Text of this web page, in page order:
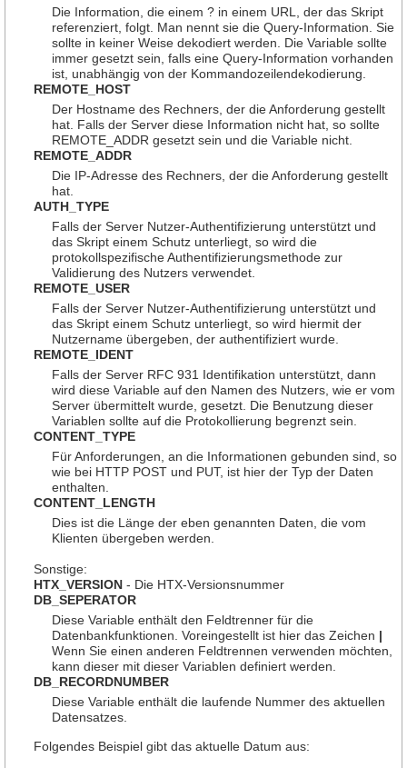
Die Information, die einem ? in einem URL, der das Skript
referenziert, folgt. Man nennt sie die Query-Information. Sie
sollte in keiner Weise dekodiert werden. Die Variable sollte
immer gesetzt sein, falls eine Query-Information vorhanden
ist, unabhängig von der Kommandozeilendekodierung.
REMOTE_HOST
Der Hostname des Rechners, der die Anforderung gestellt
hat. Falls der Server diese Information nicht hat, so sollte
REMOTE_ADDR gesetzt sein und die Variable nicht.
REMOTE_ADDR
Die IP-Adresse des Rechners, der die Anforderung gestellt
hat.
AUTH_TYPE
Falls der Server Nutzer-Authentifizierung unterstützt und
das Skript einem Schutz unterliegt, so wird die
protokollspezifische Authentifizierungsmethode zur
Validierung des Nutzers verwendet.
REMOTE_USER
Falls der Server Nutzer-Authentifizierung unterstützt und
das Skript einem Schutz unterliegt, so wird hiermit der
Nutzername übergeben, der authentifiziert wurde.
REMOTE_IDENT
Falls der Server RFC 931 Identifikation unterstützt, dann
wird diese Variable auf den Namen des Nutzers, wie er vom
Server übermittelt wurde, gesetzt. Die Benutzung dieser
Variablen sollte auf die Protokollierung begrenzt sein.
CONTENT_TYPE
Für Anforderungen, an die Informationen gebunden sind, so
wie bei HTTP POST und PUT, ist hier der Typ der Daten
enthalten.
CONTENT_LENGTH
Dies ist die Länge der eben genannten Daten, die vom
Klienten übergeben werden.
Sonstige:
HTX_VERSION - Die HTX-Versionsnummer
DB_SEPERATOR
Diese Variable enthält den Feldtrenner für die
Datenbankfunktionen. Voreingestellt ist hier das Zeichen |
Wenn Sie einen anderen Feldtrennen verwenden möchten,
kann dieser mit dieser Variablen definiert werden.
DB_RECORDNUMBER
Diese Variable enthält die laufende Nummer des aktuellen
Datensatzes.
Folgendes Beispiel gibt das aktuelle Datum aus: